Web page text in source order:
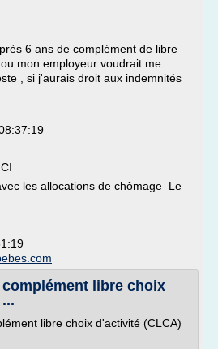
6 ans de complément de libre
mon employeur voudrait me
, si j'aurais droit aux indemnités
les allocations de chômage Le
libre choix
libre choix d'activité (CLCA)